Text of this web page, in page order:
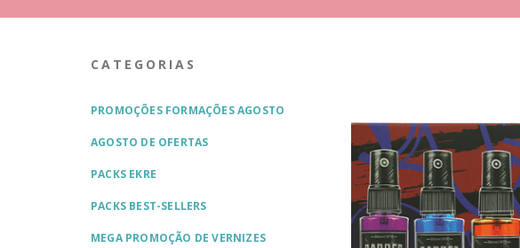
CATEGORIAS
PROMOÇÕES FORMAÇÕES AGOSTO
AGOSTO DE OFERTAS
PACKS EKRE
PACKS BEST-SELLERS
MEGA PROMOÇÃO DE VERNIZES